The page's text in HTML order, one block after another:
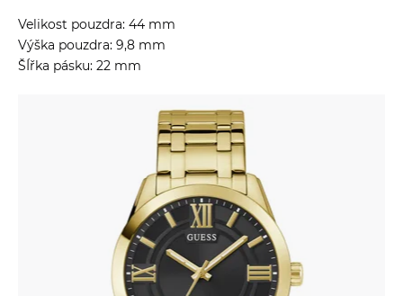
Velikost pouzdra: 44 mm
Výška pouzdra: 9,8 mm
ŠÍřka pásku: 22 mm